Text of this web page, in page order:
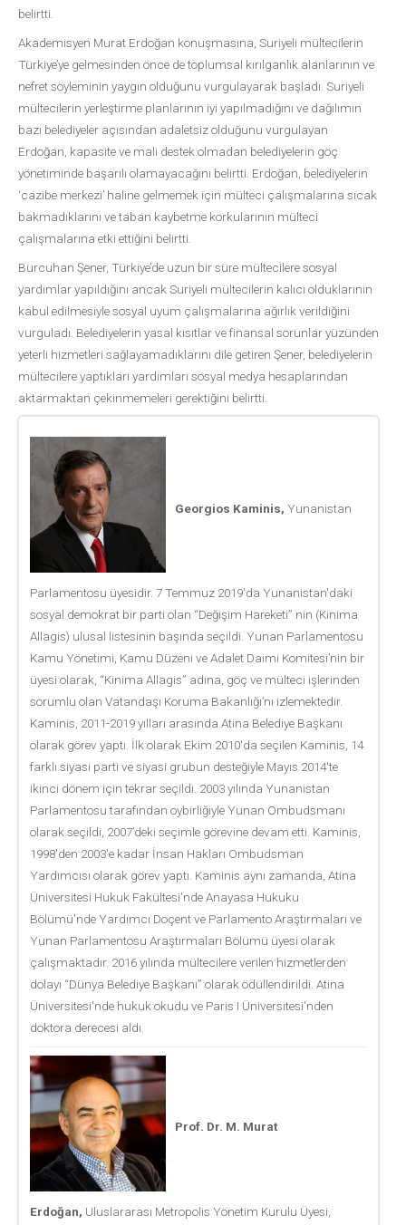
belirtti.
Akademisyen Murat Erdoğan konuşmasına, Suriyeli mültecilerin
Türkiye’ye gelmesinden önce de toplumsal kırılganlık alanlarının ve
nefret söyleminin yaygın olduğunu vurgulayarak başladı. Suriyeli
mültecilerin yerleştirme planlarının iyi yapılmadığını ve dağılımın
bazı belediyeler açısından adaletsiz olduğunu vurgulayan
Erdoğan, kapasite ve mali destek olmadan belediyelerin göç
yönetiminde başarılı olamayacağını belirtti. Erdoğan, belediyelerin
‘cazibe merkezi’ haline gelmemek için mülteci çalışmalarına sıcak
bakmadıklarını ve taban kaybetme korkularının mülteci
çalışmalarına etki ettiğini belirtti.
Burcuhan Şener, Türkiye’de uzun bir süre mültecilere sosyal
yardımlar yapıldığını ancak Suriyeli mültecilerin kalıcı olduklarının
kabul edilmesiyle sosyal uyum çalışmalarına ağırlık verildiğini
vurguladı. Belediyelerin yasal kısıtlar ve finansal sorunlar yüzünden
yeterli hizmetleri sağlayamadıklarını dile getiren Şener, belediyelerin
mültecilere yaptıkları yardımları sosyal medya hesaplarından
aktarmaktan çekinmemeleri gerektiğini belirtti.
Georgios Kaminis, Yunanistan
Parlamentosu üyesidir. 7 Temmuz 2019'da Yunanistan'daki
sosyal demokrat bir parti olan “Değişim Hareketi” nin (Kinima
Allagis) ulusal listesinin başında seçildi. Yunan Parlamentosu
Kamu Yönetimi, Kamu Düzeni ve Adalet Daimi Komitesi’nin bir
üyesi olarak, “Kinima Allagis” adına, göç ve mülteci işlerinden
sorumlu olan Vatandaşı Koruma Bakanlığı’nı izlemektedir.
Kaminis, 2011-2019 yılları arasında Atina Belediye Başkanı
olarak görev yaptı. İlk olarak Ekim 2010'da seçilen Kaminis, 14
farklı siyasi parti ve siyasi grubun desteğiyle Mayıs 2014'te
ikinci dönem için tekrar seçildi. 2003 yılında Yunanistan
Parlamentosu tarafından oybirliğiyle Yunan Ombudsmanı
olarak seçildi, 2007’deki seçimle görevine devam etti. Kaminis,
1998'den 2003'e kadar İnsan Hakları Ombudsman
Yardımcısı olarak görev yaptı. Kaminis aynı zamanda, Atina
Üniversitesi Hukuk Fakültesi'nde Anayasa Hukuku
Bölümü'nde Yardımcı Doçent ve Parlamento Araştırmaları ve
Yunan Parlamentosu Araştırmaları Bölümü üyesi olarak
çalışmaktadır. 2016 yılında mültecilere verilen hizmetlerden
dolayı “Dünya Belediye Başkanı” olarak ödüllendirildi. Atina
Üniversitesi'nde hukuk okudu ve Paris I Üniversitesi'nden
doktora derecesi aldı.
Prof. Dr. M. Murat
Erdoğan, Uluslararası Metropolis Yönetim Kurulu Üyesi,